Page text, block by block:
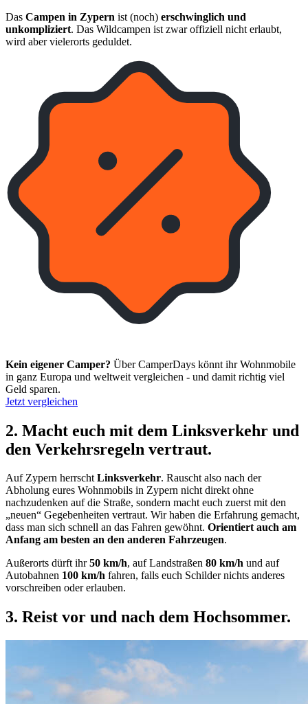
Das Campen in Zypern ist (noch) erschwinglich und
unkompliziert. Das Wildcampen ist zwar offiziell nicht erlaubt,
wird aber vielerorts geduldet.
Kein eigener Camper? Über CamperDays könnt ihr Wohnmobile
in ganz Europa und weltweit vergleichen - und damit richtig viel
Geld sparen.
Jetzt vergleichen
2. Macht euch mit dem Linksverkehr und
den Verkehrsregeln vertraut.
Auf Zypern herrschtLinksverkehr. Rauscht also nach der
Abholung eures Wohnmobils in Zypern nicht direkt ohne
nachzudenken auf die Straße, sondern macht euch zuerst mit den
„neuen“ Gegebenheiten vertraut. Wir haben die Erfahrung gemacht,
dass man sich schnell an das Fahren gewöhnt. Orientiert auch am
Anfang am besten an den anderen Fahrzeugen.
Außerorts dürft ihr50 km/h, auf Landstraßen 80 km/h und auf
Autobahnen 100 km/h fahren, falls euch Schilder nichts anderes
vorschreiben oder erlauben.
3. Reist vor und nach dem Hochsommer.